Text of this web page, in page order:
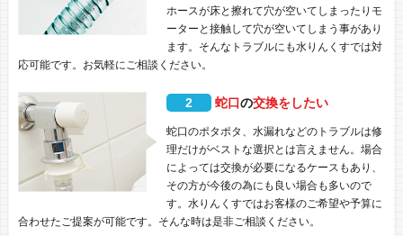
ホースが床と擦れて穴が空いてしまったりモ
ーターと接触して穴が空いてしまう事があり
ます。そんなトラブルにも水りんくすでは対
応可能です。お気軽にご相談ください。
2 蛇口の交換をしたい
蛇口のポタポタ、水漏れなどのトラブルは修
理だけがベストな選択とは言えません。場合
によっては交換が必要になるケースもあり、
その方が今後の為にも良い場合も多いので
す。水りんくすではお客様のご希望や予算に
合わせたご提案が可能です。そんな時は是非ご相談ください。